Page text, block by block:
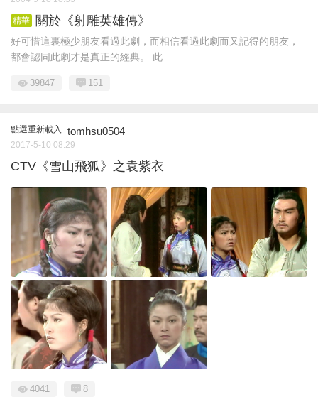
精華 關於《射雕英雄傳》
好可惜這裏極少朋友看過此劇，而相信看過此劇而又記得的朋友，
都會認同此劇才是真正的經典。 此 ...
39847 151
點選重新載入 tomhsu0504
2017-5-10 08:29
CTV《雪山飛狐》之袁紫衣
4041 8